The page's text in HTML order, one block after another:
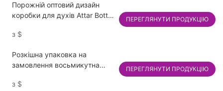
ефірних олій, подарункова
упаковка
Порожній оптовий дизайн
коробки для духів Attar Bottle
парфумерного логотипу
з $
ПЕРЕГЛЯНУТИ ПРОДУКЦІЮ
Розкішна упаковка на
замовлення восьмикутна
картонна сувенірна
з $
ПЕРЕГЛЯНУТИ ПРОДУКЦІЮ